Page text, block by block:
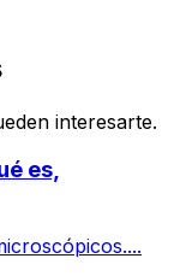
interesarte.
es,